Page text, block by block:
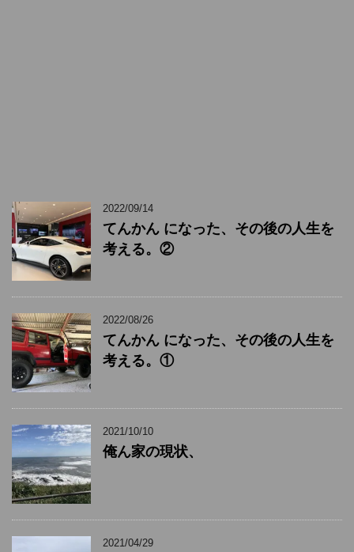
2022/09/14
てんかん になった、その後の人生を
考える。②
2022/08/26
てんかん になった、その後の人生を
考える。①
2021/10/10
俺ん家の現状、
2021/04/29